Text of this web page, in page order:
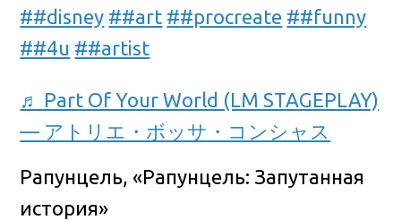
##disney ##art ##procreate ##funny
##4u ##artist
♬ Part Of Your World (LM STAGEPLAY)
— アトリエ・ボッサ・コンシャス
Рапунцель, «Рапунцель: Запутанная
история»